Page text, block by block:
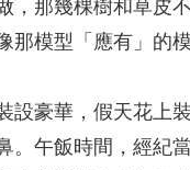
，那幾棵樹和草
那模型「應有」的
設豪華，假天花上
午飯時間，經紀